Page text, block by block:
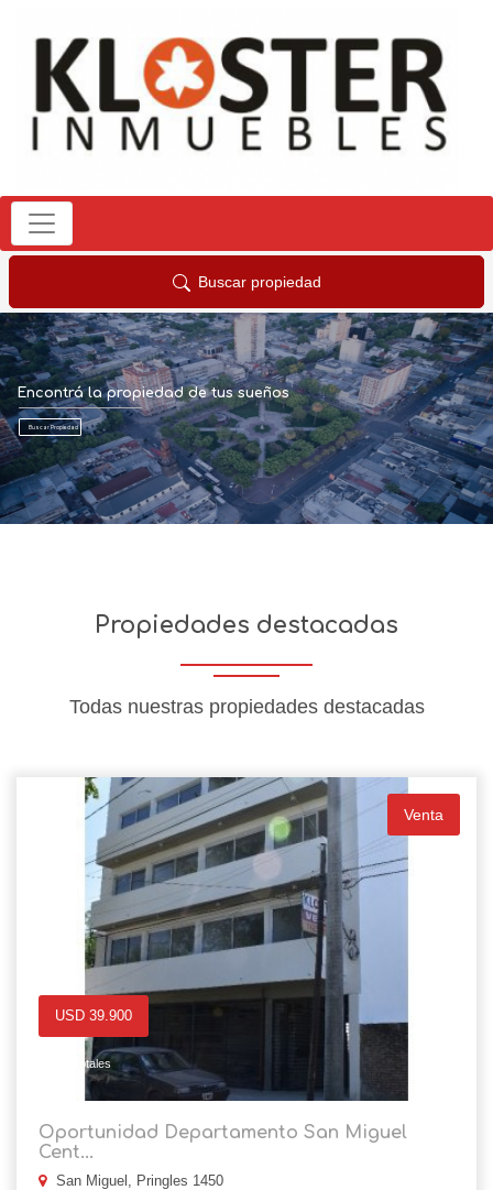
Buscar propiedad
Encontrá la propiedad de tus sueños
Buscar Propiedad
Propiedades destacadas
Todas nuestras propiedades destacadas
Venta
USD 39.900
26 M² Totales
Oportunidad Departamento San Miguel
Cent...
San Miguel, Pringles 1450